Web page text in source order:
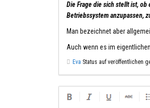
Die Frage die sich stellt ist,
Betriebssystem anzupassen,
Man bezeichnet aber
Auch wenn es im
Eva Status auf veröffentlichen